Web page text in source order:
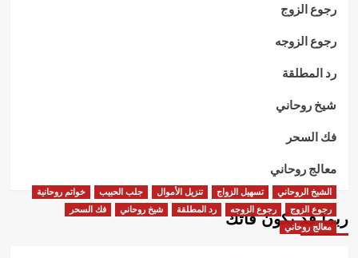
رجوع الزوج
رجوع الزوجه
رد المطلقة
شيخ روحاني
فك السحر
معالج روحاني
ربما قد يكون فاتك
الشيخ الروحاني تسهيل الزواج تنزيل الأموال جلب الحبيب
خواتم روحانية
رجوع الزوج
رجوع الزوجه رد المطلقة شيخ روحاني
فك السحر
معالج روحاني